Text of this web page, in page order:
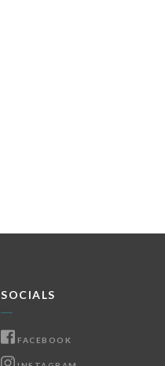
SOCIALS
FACEBOOK